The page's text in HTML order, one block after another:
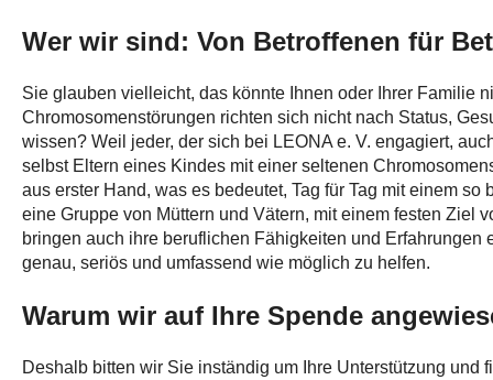
Wer wir sind: Von Betroffenen für
Sie glauben vielleicht, das könnte Ihnen oder Ihrer Familie
Chromosomenstörungen richten sich nicht nach Status,
wissen? Weil jeder, der sich bei LEONA e. V. engagiert,
selbst Eltern eines Kindes mit einer seltenen
aus erster Hand, was es bedeutet, Tag für Tag mit einem
eine Gruppe von Müttern und Vätern, mit einem festen Ziel
bringen auch ihre beruflichen Fähigkeiten und
genau, seriös und umfassend wie möglich zu helfen.
Warum wir auf Ihre Spende
Deshalb bitten wir Sie inständig um Ihre Unterstützung